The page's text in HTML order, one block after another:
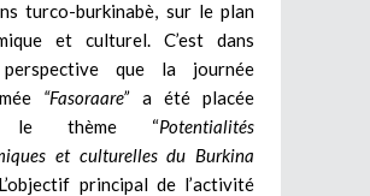
turco-burkinabè, sur le plan
et culturel. C’est dans
que la journée
“Fasoraare”a été placée
le thème “Potentialités
et culturelles du Burkina
principal de l’activité